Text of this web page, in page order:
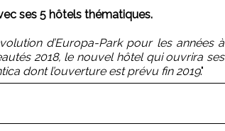
ses 5 hôtels thématiques.
d’Europa-Park pour les années à
2018, le nouvel hôtel qui ouvrira ses
dont l’ouverture est prévu fin 2019."